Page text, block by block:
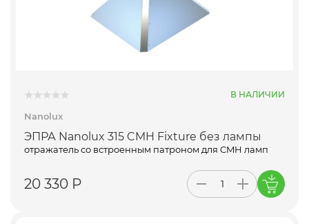
В НАЛИЧИИ
Nanolux
ЭПРА Nanolux 315 CMH Fixture без лампы
отражатель со встроенным патроном для CMH ламп
20 330 Р